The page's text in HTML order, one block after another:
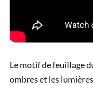
Le motif de feuillage
ombres et les